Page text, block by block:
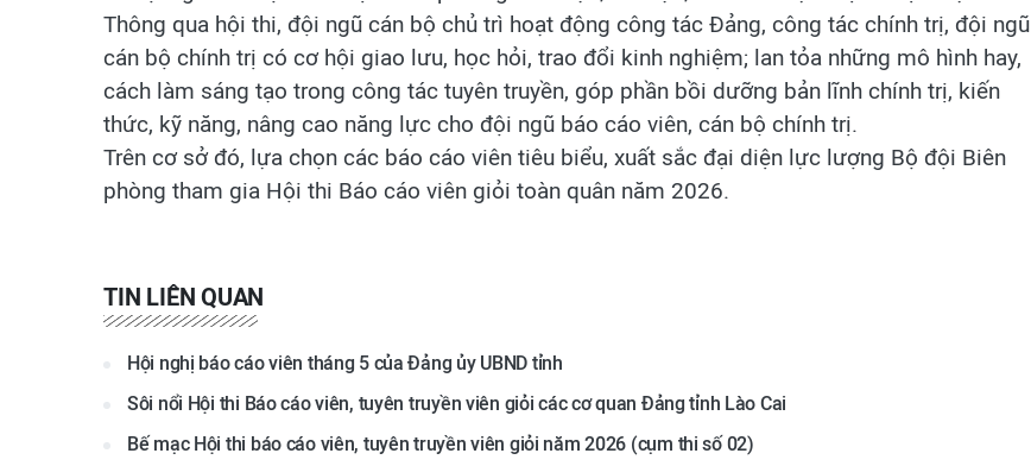
Thông qua hội thi, đội ngũ cán bộ chủ trì hoạt động công tác Đảng, công tác chính trị, đội ngũ
cán bộ chính trị có cơ hội giao lưu, học hỏi, trao đổi kinh nghiệm; lan tỏa những mô hình hay,
cách làm sáng tạo trong công tác tuyên truyền, góp phần bồi dưỡng bản lĩnh chính trị, kiến
thức, kỹ năng, nâng cao năng lực cho đội ngũ báo cáo viên, cán bộ chính trị.
Trên cơ sở đó, lựa chọn các báo cáo viên tiêu biểu, xuất sắc đại diện lực lượng Bộ đội Biên
phòng tham gia Hội thi Báo cáo viên giỏi toàn quân năm 2026.
TIN LIÊN QUAN
Hội nghị báo cáo viên tháng 5 của Đảng ủy UBND tỉnh
Sôi nổi Hội thi Báo cáo viên, tuyên truyền viên giỏi các cơ quan Đảng tỉnh Lào Cai
Bế mạc Hội thi báo cáo viên, tuyên truyền viên giỏi năm 2026 (cụm thi số 02)